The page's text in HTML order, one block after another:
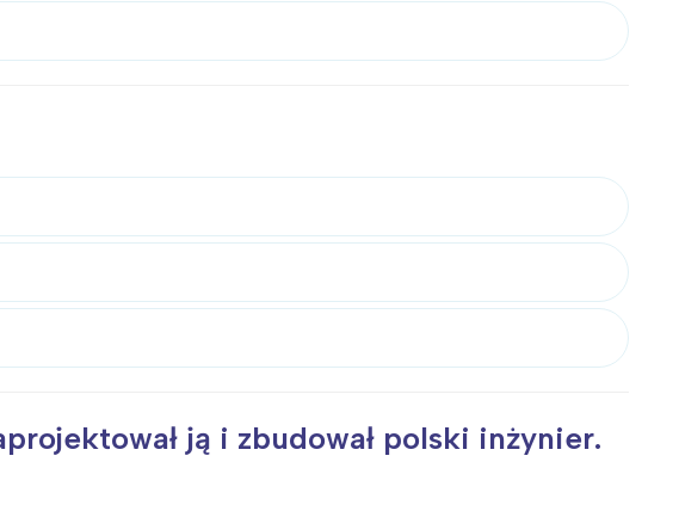
ją i zbudował polski inżynier.